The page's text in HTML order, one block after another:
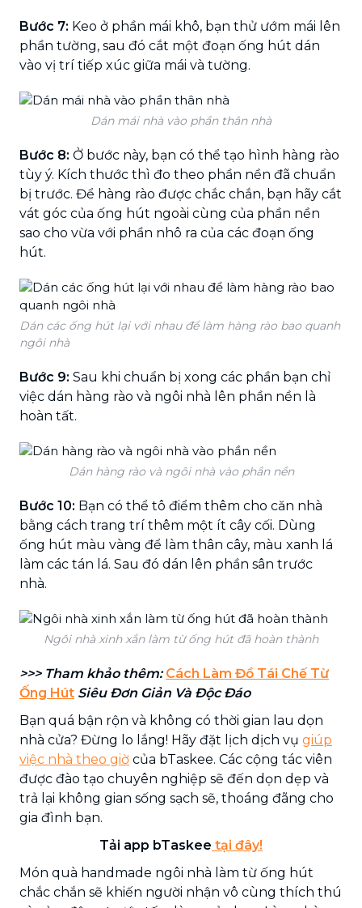
Bước 7: Keo ở phần mái khô, bạn thử ướm mái lên
phần tường, sau đó cắt một đoạn ống hút dán
vào vị trí tiếp xúc giữa mái và tường.
Dán mái nhà vào phần thân nhà
Bước 8: Ở bước này, bạn có thể tạo hình hàng rào
tùy ý. Kích thước thì đo theo phần nền đã chuẩn
bị trước. Để hàng rào được chắc chắn, bạn hãy cắt
vát góc của ống hút ngoài cùng của phần nền
sao cho vừa với phần nhô ra của các đoạn ống
hút.
Dán các ống hút lại với nhau để làm hàng rào bao quanh
ngôi nhà
Bước 9: Sau khi chuẩn bị xong các phần bạn chỉ
việc dán hàng rào và ngôi nhà lên phần nền là
hoàn tất.
Dán hàng rào và ngôi nhà vào phần nền
Bước 10: Bạn có thể tô điểm thêm cho căn nhà
bằng cách trang trí thêm một ít cây cối. Dùng
ống hút màu vàng để làm thân cây, màu xanh lá
làm các tán lá. Sau đó dán lên phần sân trước
nhà.
Ngôi nhà xinh xắn làm từ ống hút đã hoàn thành
>>> Tham khảo thêm: Cách Làm Đồ Tái Chế Từ
Ống Hút Siêu Đơn Giản Và Độc Đáo
Bạn quá bận rộn và không có thời gian lau dọn
nhà cửa? Đừng lo lắng! Hãy đặt lịch dịch vụ giúp
việc nhà theo giờ của bTaskee. Các cộng tác viên
được đào tạo chuyên nghiệp sẽ đến dọn dẹp và
trả lại không gian sống sạch sẽ, thoáng đãng cho
gia đình bạn.
Tải app bTaskee tại đây!
Món quà handmade ngôi nhà làm từ ống hút
chắc chắn sẽ khiến người nhận vô cùng thích thú